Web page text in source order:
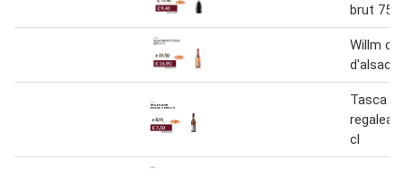
brut 75
Willm
d'alsace
Tasca
regaleali
cl